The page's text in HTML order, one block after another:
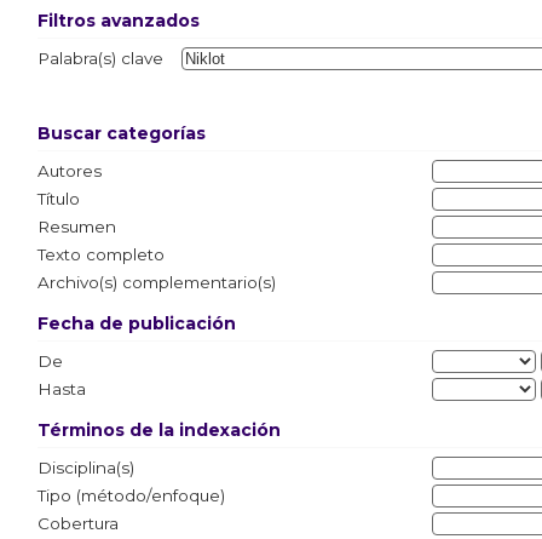
Filtros avanzados
Palabra(s) clave
Buscar categorías
Autores
Título
Resumen
Texto completo
Archivo(s) complementario(s)
Fecha de publicación
De
Hasta
Términos de la indexación
Disciplina(s)
Tipo (método/enfoque)
Cobertura